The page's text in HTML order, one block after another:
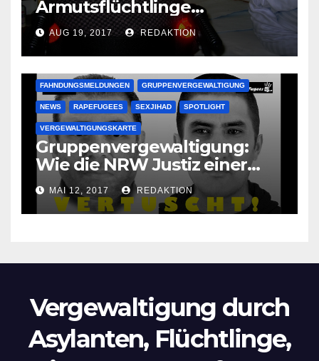
Armutsflüchtlinge
vergewaltigen bettlägerige
Oma im Schlaf
krankenhausreif
AUG 19, 2017 REDAKTION
FAHNDUNGSMELDUNGEN GRUPPENVERGEWALTIGUNG
NEWS RAPEFUGEES SEXJIHAD SPOTLIGHT
VERGEWALTIGUNGSKARTE
Gruppenvergewaltigung:
Wie die NRW Justiz einer
Lokalzeitung verbietet diese
Bilder zu veröffentlichen
MAI 12, 2017 REDAKTION
Vergewaltigung durch
Asylanten, Flüchtlinge,